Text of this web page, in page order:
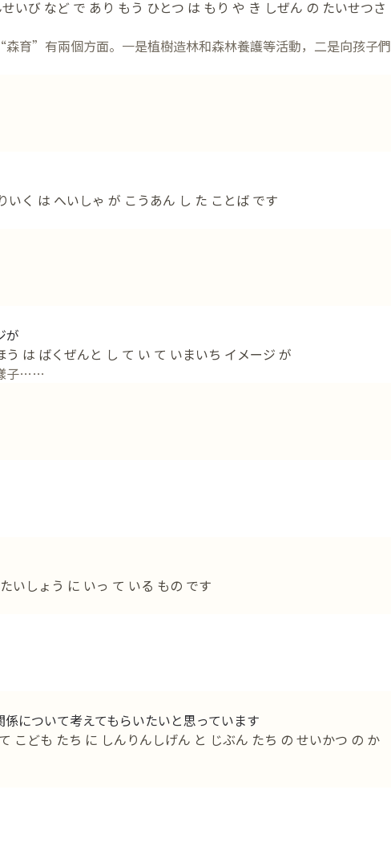
いび など で あり もう ひとつ は もり や き しぜん の たいせつさ
育”有兩個方面。一是植樹造林和森林養護等活動，二是向孩子們
く は へいしゃ が こうあん し た ことば です
が
は ばくぜんと し て い て いまいち イメージ が
子……
いしょう に いっ て いる もの です
について考えてもらいたいと思っています
こども たち に しんりんしげん と じぶん たち の せいかつ の か